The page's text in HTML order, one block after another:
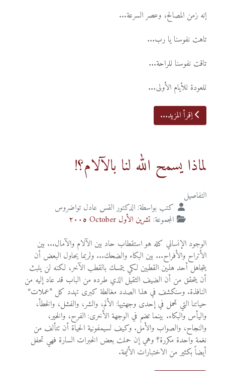
إنه زمن المصالح، وعصر السرعة...
تاهت نفوسنا يا رب...
تاقت نفوسنا للراحة...
للعودة للأيام الأولى...
اِقرأ المزيد...
لماذا يسمح الله لنا بالآلام؟!
التفاصيل
كتب بواسطة: الدكتور القس عادل تواضروس
المجموعة: تشرين الأول October ٢٠٠٥
الوجود الإنساني كله هو استقطاب حاد بين الآلام والآمال... بين
الأتراح والأفراح... بين البكاء والضحك... ولربما يحاول البعض أن
يتجاهل أحد هذين القطبين لكي يتمسك بالقطب الآخر، لكنه لن يلبث
أن يتحقق من أن الضيف الثقيل الذي طرده من الباب قد عاد إليه من
النافذة. وسنكشف في هذا الصدد مغالطة كبرى تهدد كل ”عملات“
حياتنا التي تحمل في إحدى وجهتيها: الألم، والشر، والفشل، والخطأ،
واليأس والبكاء. بينما تضم في الوجهة الأخرى: الفرح، والخير،
والنجاح، والصواب والأمل. وكيف لسيمفونية الحياة أن تتألف من
نغمة واحدة مكررة؟ وهي إن حملت بعض الخبرات السارة فهي تحفل
أيضاً بكثير من الاختبارات الأليمة.